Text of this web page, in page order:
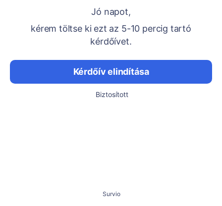
Jó napot,
kérem töltse ki ezt az 5-10 percig tartó
kérdőívet.
Kérdőív elindítása
Biztosított
Survio